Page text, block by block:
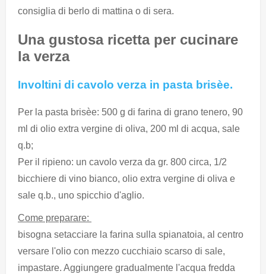
consiglia di berlo di mattina o di sera.
Una gustosa ricetta per cucinare
la verza
Involtini di cavolo verza in pasta brisèe.
Per la pasta brisèe: 500 g di farina di grano tenero, 90
ml di olio extra vergine di oliva, 200 ml di acqua, sale
q.b;
Per il ripieno: un cavolo verza da gr. 800 circa, 1/2
bicchiere di vino bianco, olio extra vergine di oliva e
sale q.b., uno spicchio d'aglio.
Come preparare:
bisogna setacciare la farina sulla spianatoia, al centro
versare l'olio con mezzo cucchiaio scarso di sale,
impastare. Aggiungere gradualmente l'acqua fredda